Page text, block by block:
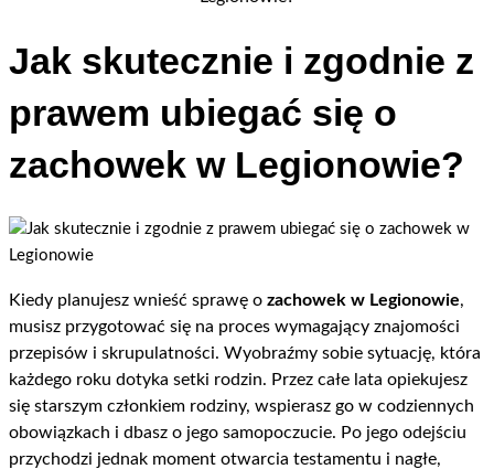
Jak skutecznie i zgodnie z
prawem ubiegać się o
zachowek w Legionowie?
Kiedy planujesz wnieść sprawę o zachowek w Legionowie,
musisz przygotować się na proces wymagający znajomości
przepisów i skrupulatności. Wyobraźmy sobie sytuację, która
każdego roku dotyka setki rodzin. Przez całe lata opiekujesz
się starszym członkiem rodziny, wspierasz go w codziennych
obowiązkach i dbasz o jego samopoczucie. Po jego odejściu
przychodzi jednak moment otwarcia testamentu i nagłe,